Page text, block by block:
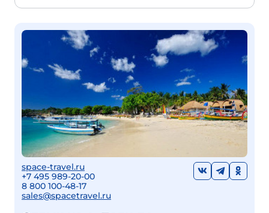
space-travel.ru
+7 495 989-20-00
8 800 100-48-17
sales@spacetravel.ru